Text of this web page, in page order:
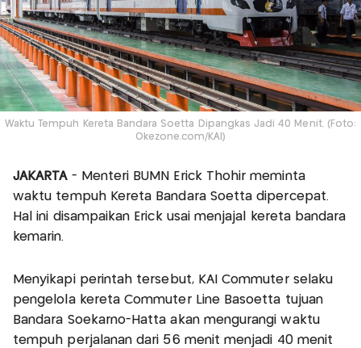
Waktu Tempuh Kereta Bandara Soetta Dipangkas Jadi 40 Menit. (Foto:
Okezone.com/KAI)
JAKARTA - Menteri BUMN Erick Thohir meminta
waktu tempuh Kereta Bandara Soetta dipercepat.
Hal ini disampaikan Erick usai menjajal kereta bandara
kemarin.
Menyikapi perintah tersebut, KAI Commuter selaku
pengelola kereta Commuter Line Basoetta tujuan
Bandara Soekarno-Hatta akan mengurangi waktu
tempuh perjalanan dari 56 menit menjadi 40 menit